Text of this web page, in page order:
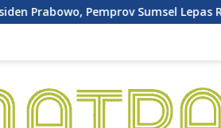
Prabowo, Pemprov Sumsel Lepas